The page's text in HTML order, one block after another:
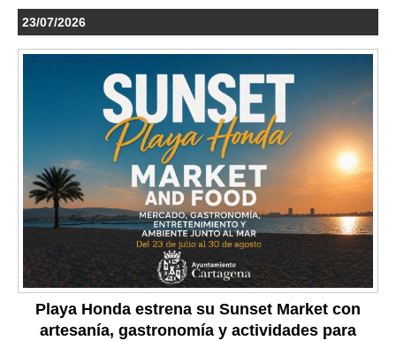
23/07/2026
Playa Honda estrena su Sunset Market con
artesanía, gastronomía y actividades para